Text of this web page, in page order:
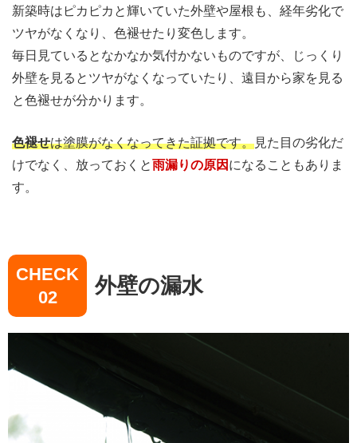
新築時はピカピカと輝いていた外壁や屋根も、経年劣化で
ツヤがなくなり、色褪せたり変色します。
毎日見ているとなかなか気付かないものですが、じっくり
外壁を見るとツヤがなくなっていたり、遠目から家を見る
と色褪せが分かります。
色褪せは塗膜がなくなってきた証拠です。見た目の劣化だ
けでなく、放っておくと雨漏りの原因 になることもありま
す。
CHECK
02
外壁の漏水